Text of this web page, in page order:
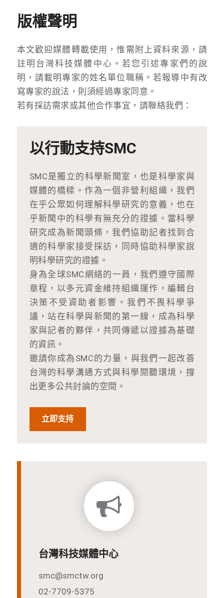
版權聲明
本文歡迎媒體轉載使用，惟需附上資料來源，請
註明台灣科技媒體中心。若您引述專家們的說
明，請載明專家的姓名單位職稱。若報導中有改
寫專家的說法，則須經過專家同意。
若有採訪需求或其他合作事宜，請聯絡我們：
以行動支持SMC
SMC是獨立的科學新聞室，也是科學家與
媒體的橋樑。作為一個非營利組織，我們
在乎公眾如何理解科學研究的意義，也在
乎新聞中的科學有無充分的證據。當科學
研究成為新聞頭條，我們協助記者找到合
適的科學家接受採訪，同時協助科學家說
明科學研究的證據。
身為全球SMC網絡的一員，我們遵守國際
章程，以多元資金維持組織運作，編輯台
決策不受資助者影響。我們不畏科學爭
議，站在科學與新聞的第一線，成為科學
家與記者的夥伴，共同傳遞以證據為基礎
的資訊。
邀請你成為SMC的力量，與我們一起改善
台灣的科學溝通方式與科學閱聽環境，撐
出更多公共討論的空間。
立即支持
台灣科技媒體中心
smc@smctw.org
02-7709-5375